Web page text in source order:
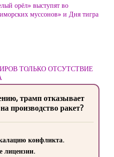
орёл» выступят во
муссонов» и Дня тигра
ТОЛЬКО ОТСУТСТВИЕ
трамп отказывает
производство ракет?
конфликта.
лицензии.